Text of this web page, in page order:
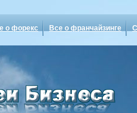
о форекс Все о франчайзинге